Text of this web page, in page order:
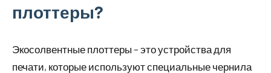
плоттеры?
Экосолвентные плоттеры – это устройства для
печати, которые используют специальные чернила